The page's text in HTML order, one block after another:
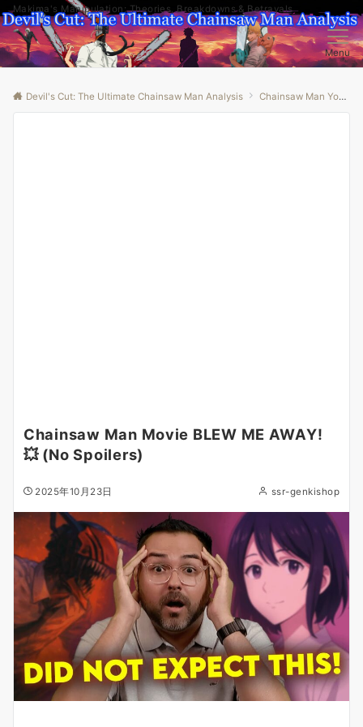
Makima's Manipulation: Theories, Breakdowns & Betrayals
Menu
Devil's Cut: The Ultimate Chainsaw Man Analysis Chainsaw Man Youtube
Chainsaw Man Movie BLEW ME AWAY!
💥 (No Spoilers)
2025年10月23日 ssr-genkishop